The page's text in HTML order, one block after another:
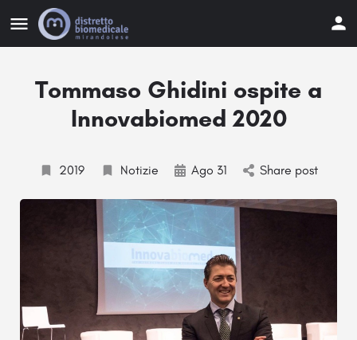
Tommaso Ghidini ospite a
Innovabiomed 2020
2019 Notizie Ago 31 Share post